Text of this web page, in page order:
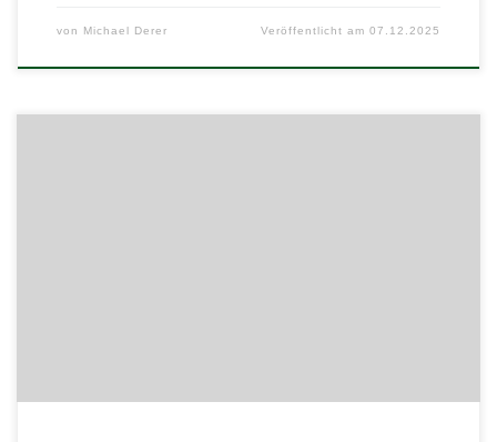
von Michael Derer Veröffentlicht am07.12.2025